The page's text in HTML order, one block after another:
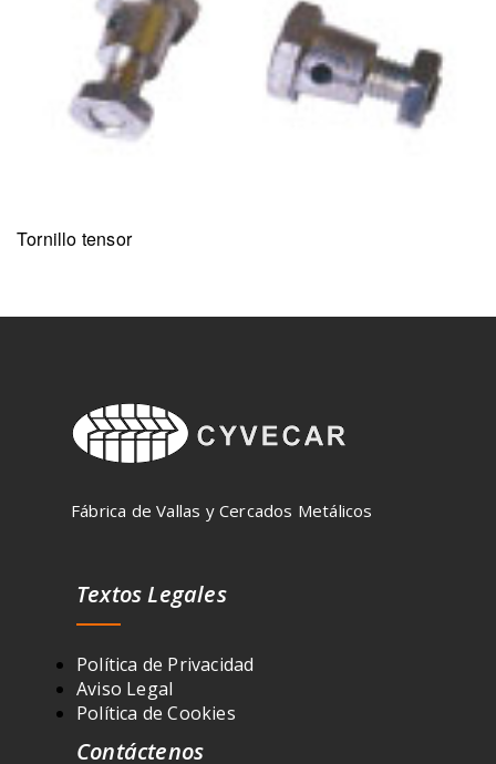
Tornillo tensor
Fábrica de Vallas y Cercados Metálicos
Textos Legales
Política de Privacidad
Aviso Legal
Política de Cookies
Contáctenos